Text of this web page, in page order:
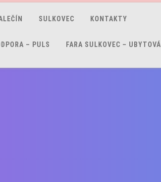
SULKOVEC KONTAKTY
– PULS FARA SULKOVEC –